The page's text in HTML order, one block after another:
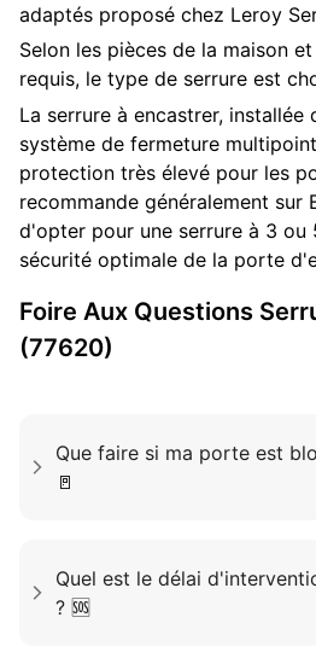
adaptés proposé chez Leroy
Selon les pièces de la maison
requis, le type de serrure est
La serrure à encastrer,
système de fermeture
protection très élevé pour les
recommande généralement sur
d'opter pour une serrure à 3 ou
sécurité optimale de la porte
Foire Aux Questions
(77620)
Que faire si ma porte est
🚪
Quel est le délai
? 🆘